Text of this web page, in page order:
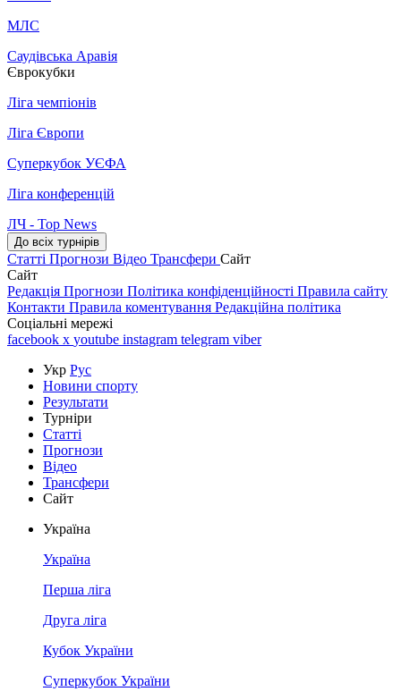
МЛС
Саудівська Аравія
Єврокубки
Ліга чемпіонів
Ліга Європи
Суперкубок УЄФА
Ліга конференцій
ЛЧ - Top News
До всіх турнірів
Статті Прогнози Відео Трансфери Сайт
Сайт
Редакція Прогнози Політика конфіденційності Правила сайту
Контакти Правила коментування Редакційна політика
Соціальні мережі
facebook x youtube instagram telegram viber
Укр Рус
Новини спорту
Результати
Турніри
Статті
Прогнози
Відео
Трансфери
Сайт
Україна
Україна
Перша ліга
Друга ліга
Кубок України
Суперкубок України